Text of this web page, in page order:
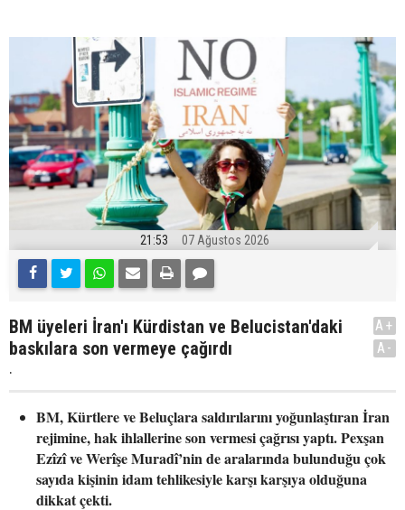
21:53 07 Ağustos 2026
BM üyeleri İran'ı Kürdistan ve Belucistan'daki
baskılara son vermeye çağırdı
.
A+
A-
BM, Kürtlere ve Beluçlara saldırılarını yoğunlaştıran İran
rejimine, hak ihlallerine son vermesi çağrısı yaptı. Pexşan
Ezîzî ve Werîşe Muradî’nin de aralarında bulunduğu çok
sayıda kişinin idam tehlikesiyle karşı karşıya olduğuna
dikkat çekti.